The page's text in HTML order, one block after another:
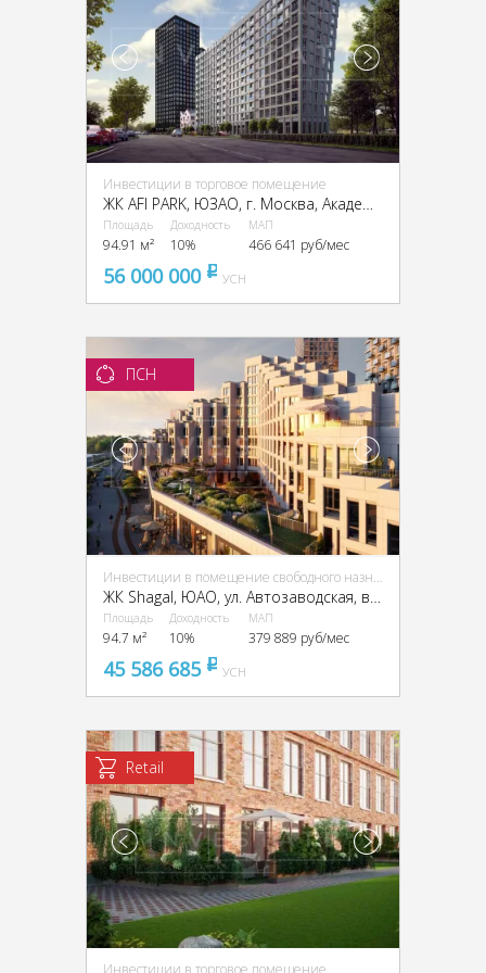
Инвестиции в торговое помещение
ЖК AFI PARK, ЮЗАО, г. Москва, Академика Челомея ул., 7А cтр. 2
Площадь
94.91 м²
Доходность
10%
МАП
466 641 руб/мес
56 000 000 pуб
УСН
ПСН
Инвестиции в помещение свободного назначения (ПСН)
Площадь
94.7 м²
Доходность
10%
МАП
379 889 руб/мес
45 586 685 pуб
УСН
Retail